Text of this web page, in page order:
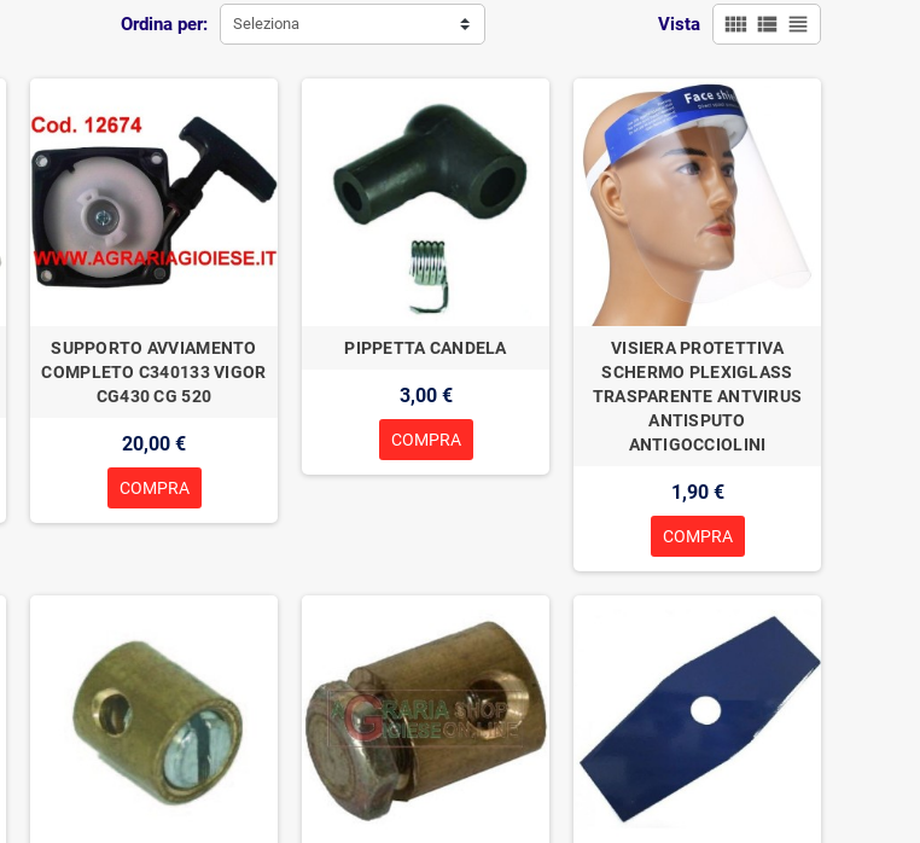
Ordina per: Seleziona Vista view_comfy view_list view_headline
SUPPORTO AVVIAMENTO
COMPLETO C340133 VIGOR
CG430 CG 520
20,00 €
COMPRA
PIPPETTA CANDELA
3,00 €
COMPRA
VISIERA PROTETTIVA
SCHERMO PLEXIGLASS
TRASPARENTE ANTVIRUS
ANTISPUTO
ANTIGOCCIOLINI
1,90 €
COMPRA